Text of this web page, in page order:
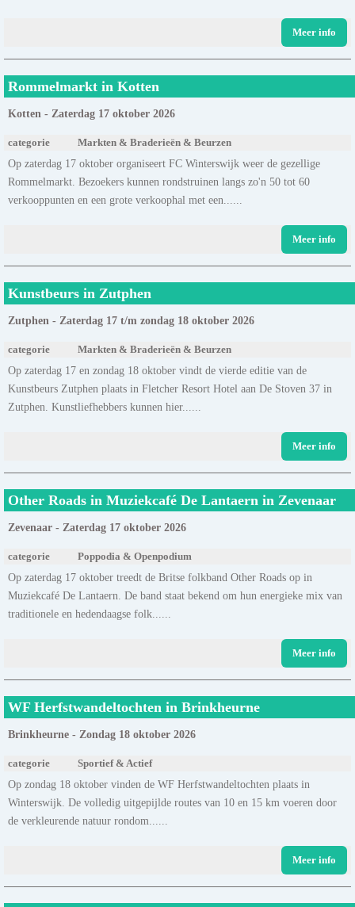
Meer info
Rommelmarkt in Kotten
Kotten - Zaterdag 17 oktober 2026
categorie Markten & Braderieën & Beurzen
Op zaterdag 17 oktober organiseert FC Winterswijk weer de gezellige
Rommelmarkt. Bezoekers kunnen rondstruinen langs zo'n 50 tot 60
verkooppunten en een grote verkoophal met een......
Meer info
Kunstbeurs in Zutphen
Zutphen - Zaterdag 17 t/m zondag 18 oktober 2026
categorie Markten & Braderieën & Beurzen
Op zaterdag 17 en zondag 18 oktober vindt de vierde editie van de
Kunstbeurs Zutphen plaats in Fletcher Resort Hotel aan De Stoven 37 in
Zutphen. Kunstliefhebbers kunnen hier......
Meer info
Other Roads in Muziekcafé De Lantaern in Zevenaar
Zevenaar - Zaterdag 17 oktober 2026
categorie Poppodia & Openpodium
Op zaterdag 17 oktober treedt de Britse folkband Other Roads op in
Muziekcafé De Lantaern. De band staat bekend om hun energieke mix van
traditionele en hedendaagse folk......
Meer info
WF Herfstwandeltochten in Brinkheurne
Brinkheurne - Zondag 18 oktober 2026
categorie Sportief & Actief
Op zondag 18 oktober vinden de WF Herfstwandeltochten plaats in
Winterswijk. De volledig uitgepijlde routes van 10 en 15 km voeren door
de verkleurende natuur rondom......
Meer info